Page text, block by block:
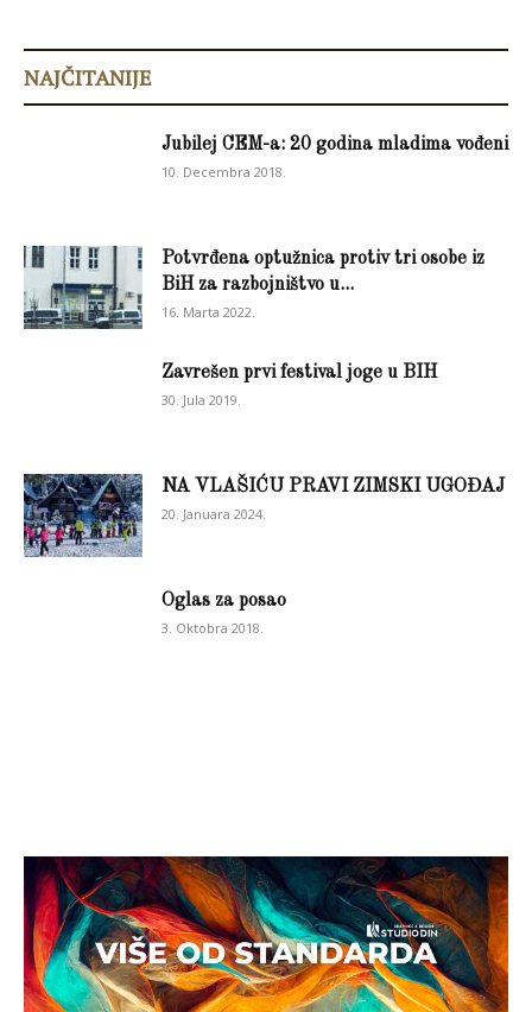
NAJČITANIJE
Jubilej CEM-a: 20 godina mladima vođeni
10. Decembra 2018.
Potvrđena optužnica protiv tri osobe iz
BiH za razbojništvo u...
16. Marta 2022.
Zavrešen prvi festival joge u BIH
30. Jula 2019.
NA VLAŠIĆU PRAVI ZIMSKI UGOĐAJ
20. Januara 2024.
Oglas za posao
3. Oktobra 2018.